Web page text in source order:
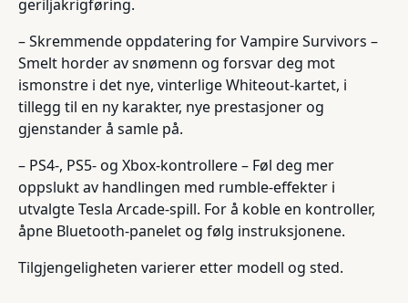
geriljakrigføring.
– Skremmende oppdatering for Vampire Survivors –
Smelt horder av snømenn og forsvar deg mot
ismonstre i det nye, vinterlige Whiteout-kartet, i
tillegg til en ny karakter, nye prestasjoner og
gjenstander å samle på.
– PS4-, PS5- og Xbox-kontrollere – Føl deg mer
oppslukt av handlingen med rumble-effekter i
utvalgte Tesla Arcade-spill. For å koble en kontroller,
åpne Bluetooth-panelet og følg instruksjonene.
Tilgjengeligheten varierer etter modell og sted.